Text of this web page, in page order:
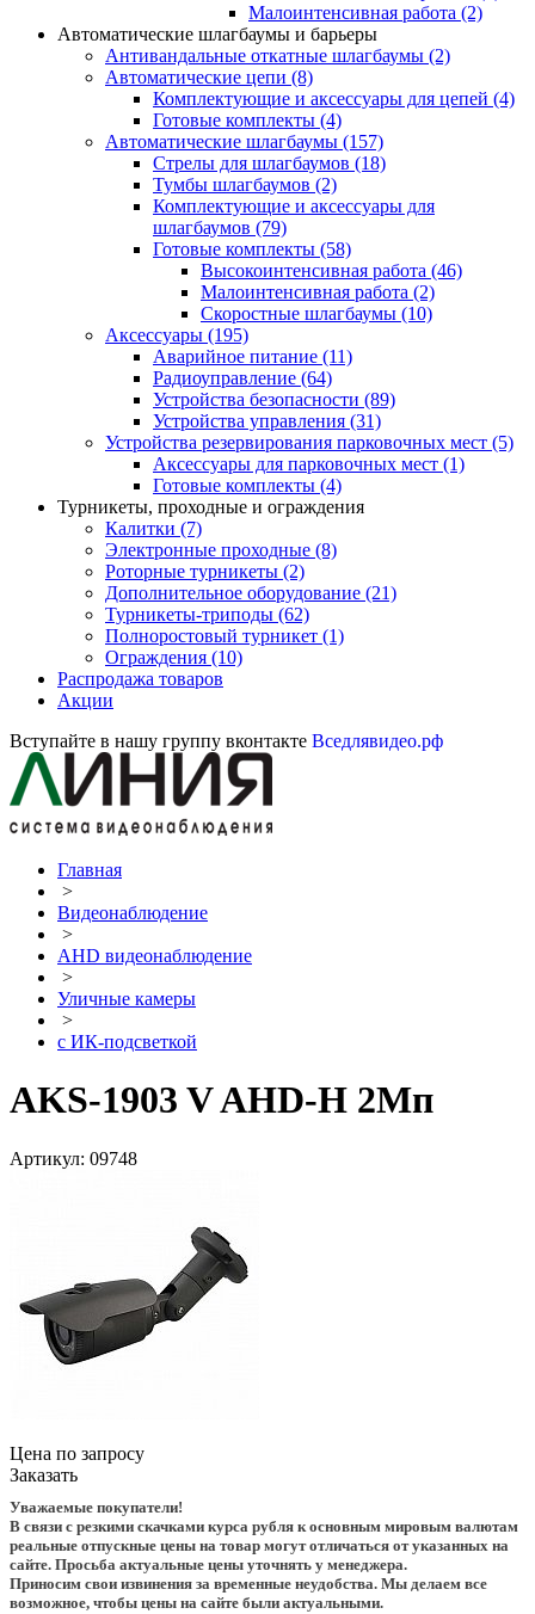
Малоинтенсивная работа (2)
Автоматические шлагбаумы и барьеры
Антивандальные откатные шлагбаумы (2)
Автоматические цепи (8)
Комплектующие и аксессуары для цепей (4)
Готовые комплекты (4)
Автоматические шлагбаумы (157)
Стрелы для шлагбаумов (18)
Тумбы шлагбаумов (2)
Комплектующие и аксессуары для
шлагбаумов (79)
Готовые комплекты (58)
Высокоинтенсивная работа (46)
Малоинтенсивная работа (2)
Скоростные шлагбаумы (10)
Аксессуары (195)
Аварийное питание (11)
Радиоуправление (64)
Устройства безопасности (89)
Устройства управления (31)
Устройства резервирования парковочных мест (5)
Аксессуары для парковочных мест (1)
Готовые комплекты (4)
Турникеты, проходные и ограждения
Калитки (7)
Электронные проходные (8)
Роторные турникеты (2)
Дополнительное оборудование (21)
Турникеты-триподы (62)
Полноростовый турникет (1)
Ограждения (10)
Распродажа товаров
Акции
Вступайте в нашу группу вконтакте Вседлявидео.рф
Главная
>
Видеонаблюдение
>
AHD видеонаблюдение
>
Уличные камеры
>
с ИК-подсветкой
AKS-1903 V AHD-H 2Мп
Артикул: 09748
Цена по запросу
Заказать
Уважаемые покупатели!
В связи с резкими скачками курса рубля к основным мировым валютам
реальные отпускные цены на товар могут отличаться от указанных на
сайте. Просьба актуальные цены уточнять у менеджера.
Приносим свои извинения за временные неудобства. Мы делаем все
возможное, чтобы цены на сайте были актуальными.